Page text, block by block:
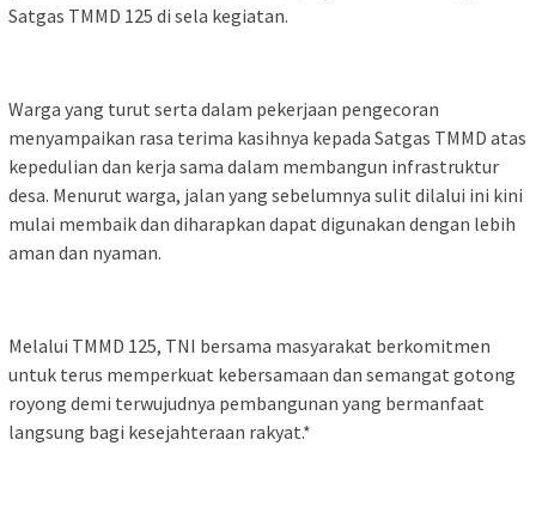
Satgas TMMD 125 di sela kegiatan.
Warga yang turut serta dalam pekerjaan pengecoran
menyampaikan rasa terima kasihnya kepada Satgas TMMD atas
kepedulian dan kerja sama dalam membangun infrastruktur
desa. Menurut warga, jalan yang sebelumnya sulit dilalui ini kini
mulai membaik dan diharapkan dapat digunakan dengan lebih
aman dan nyaman.
Melalui TMMD 125, TNI bersama masyarakat berkomitmen
untuk terus memperkuat kebersamaan dan semangat gotong
royong demi terwujudnya pembangunan yang bermanfaat
langsung bagi kesejahteraan rakyat.*